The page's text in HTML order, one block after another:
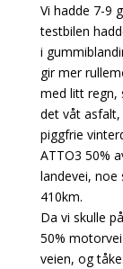
Vi hadde 7-9
testbilen
i
gir mer
med litt regn,
det våt
piggfrie
ATTO3 50%
landevei, noe
410km.
Da vi skulle
50%
veien, og